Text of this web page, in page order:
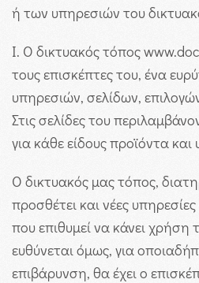
ή των υπηρεσιών του
I. Ο δικτυακός τόπος
τους επισκέπτες του, ένα
υπηρεσιών, σελίδων,
Στις σελίδες του
για κάθε είδους προϊόντα και
Ο δικτυακός μας τόπος,
προσθέτει και νέες
που επιθυμεί να κάνει χρήση
ευθύνεται όμως, για
επιβάρυνση, θα έχει ο